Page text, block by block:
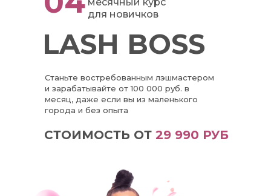
LASH BOSS
для новичков
СТОИМОСТЬ ОТ 29 990 РУБ
Станьте востребованным лэшмастером
и зарабатывайте от 100 000 руб. в
месяц, даже если вы из маленького
города и без опыта